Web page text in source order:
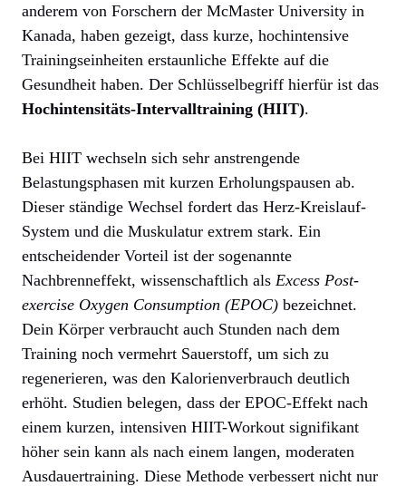
anderem von Forschern der McMaster University in
Kanada, haben gezeigt, dass kurze, hochintensive
Trainingseinheiten erstaunliche Effekte auf die
Gesundheit haben. Der Schlüsselbegriff hierfür ist das
Hochintensitäts-Intervalltraining (HIIT).
Bei HIIT wechseln sich sehr anstrengende
Belastungsphasen mit kurzen Erholungspausen ab.
Dieser ständige Wechsel fordert das Herz-Kreislauf-
System und die Muskulatur extrem stark. Ein
entscheidender Vorteil ist der sogenannte
Nachbrenneffekt, wissenschaftlich als Excess Post-
exercise Oxygen Consumption (EPOC) bezeichnet.
Dein Körper verbraucht auch Stunden nach dem
Training noch vermehrt Sauerstoff, um sich zu
regenerieren, was den Kalorienverbrauch deutlich
erhöht. Studien belegen, dass der EPOC-Effekt nach
einem kurzen, intensiven HIIT-Workout signifikant
höher sein kann als nach einem langen, moderaten
Ausdauertraining. Diese Methode verbessert nicht nur